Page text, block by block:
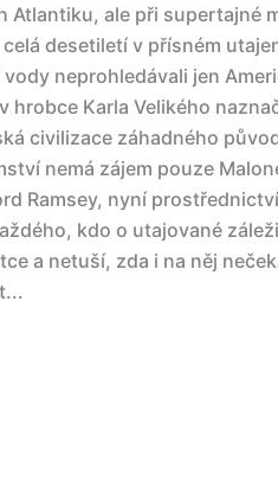
Atlantiku, ale při supertajné
desetiletí v přísném
neprohledávali jen
hrobce Karla Velikého
civilizace záhadného
nemá zájem pouze
Ramsey, nyní
kdo o utajované
a netuší, zda i na něj